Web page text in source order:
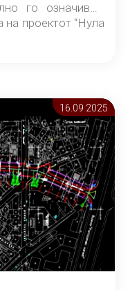
го означивме
на проектот “Нула
16.09 2025